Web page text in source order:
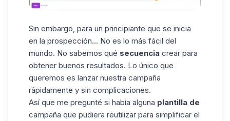
Sin embargo, para un principiante que se inicia
en la prospección... No es lo más fácil del
mundo. No sabemos qué secuencia crear para
obtener buenos resultados. Lo único que
queremos es lanzar nuestra campaña
rápidamente y sin complicaciones.
Así que me pregunté si había alguna plantilla de
campaña que pudiera reutilizar para simplificar el